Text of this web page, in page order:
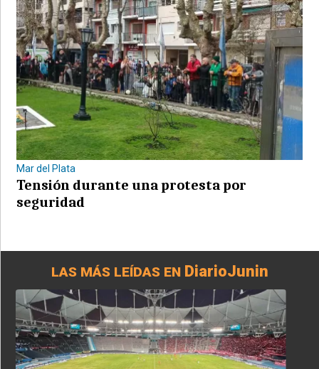
Mar del Plata
Tensión durante una protesta por
seguridad
LAS MÁS LEÍDAS ENDiarioJunin